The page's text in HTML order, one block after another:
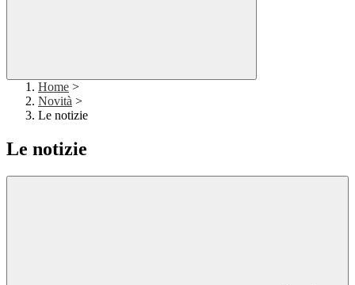
Home >
Novità >
Le notizie
Le notizie